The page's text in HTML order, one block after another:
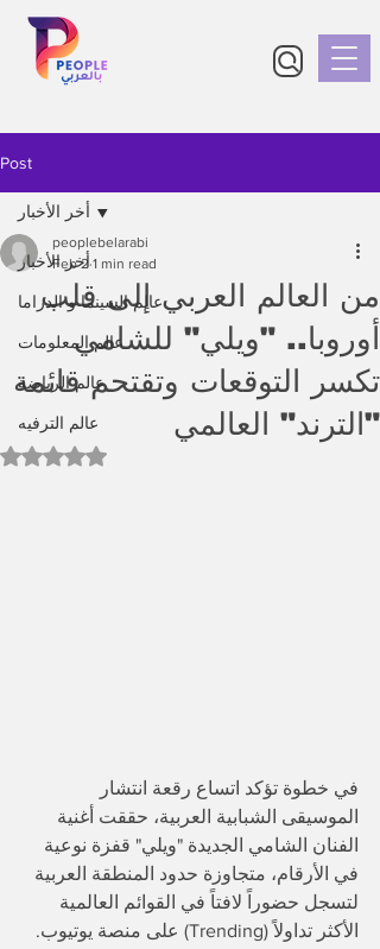
Post
أخر الأخبار
عالم السينما و الدراما
عالم المعلومات
عالم الرياضة
عالم الترفيه
أخر الأخبار
من العالم العربي إلى قلب
أوروبا.. "ويلي" للشامي
تكسر التوقعات وتقتحم قائمة
"الترند" العالمي
peoplebelarabi
Feb 2 1 min read
Rated NaN out of 5 stars.
في خطوة تؤكد اتساع رقعة انتشار
الموسيقى الشبابية العربية، حققت أغنية
الفنان الشامي الجديدة "ويلي" قفزة نوعية
في الأرقام، متجاوزة حدود المنطقة العربية
لتسجل حضوراً لافتاً في القوائم العالمية
الأكثر تداولاً (Trending) على منصة يوتيوب.